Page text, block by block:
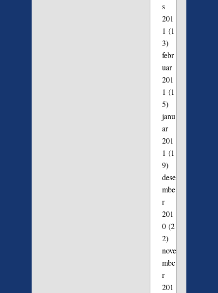
s
201
1 (1
3)
febr
uar
201
1 (1
5)
janu
ar
201
1 (1
9)
dese
mbe
r
201
0(2
2)
nove
mbe
r
201